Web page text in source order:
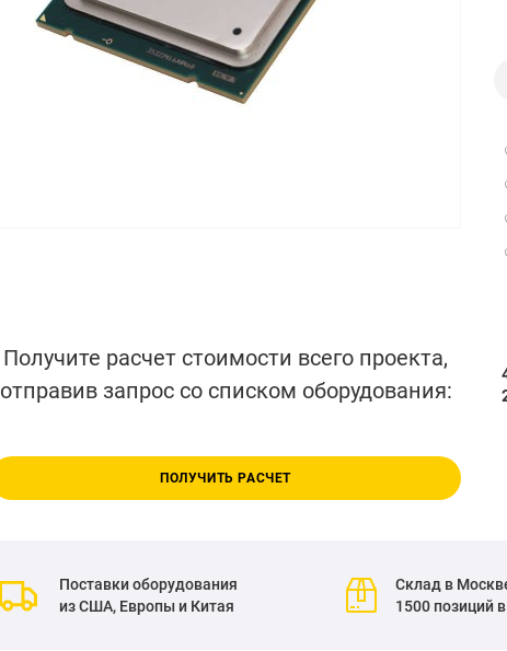
Получите расчет стоимости всего проекта,
отправив запрос со списком оборудования:
ПОЛУЧИТЬ РАСЧЕТ
Поставки оборудования
из США, Европы и Китая
Склад в
1500 позиций